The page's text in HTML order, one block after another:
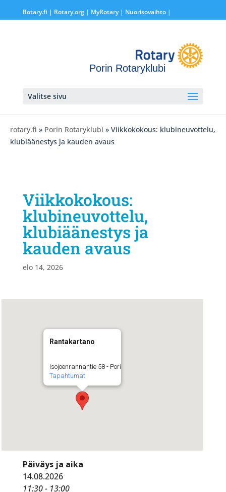
Rotary.fi | Rotary.org| MyRotary | Nuorisovaihto|
Porin Rotaryklubi
Valitse sivu
rotary.fi » Porin Rotaryklubi » Viikkokokous: klubineuvottelu,
klubiäänestys ja kauden avaus
Viikkokokous:
klubineuvottelu,
klubiäänestys ja
kauden avaus
elo 14, 2026
Rantakartano
Isojoenrannantie 58 - Pori
Tapahtumat
Päiväys ja aika
14.08.2026
11:30 - 13:00